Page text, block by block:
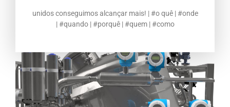
unidos conseguimos alcançar mais! | #o quê | #onde
| #quando | #porquê | #quem | #como